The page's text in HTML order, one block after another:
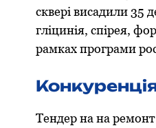
сквері висадили 35
гліцинія, спірея,
рамках програми
Тендер на на ремонт